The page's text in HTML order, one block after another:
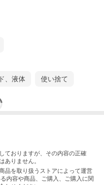
、液体 使い捨て
ておりますが、その内容の正確
ありません。
品を取り扱うストアによって運営
内容や商品、ご購入 、ご購入に関